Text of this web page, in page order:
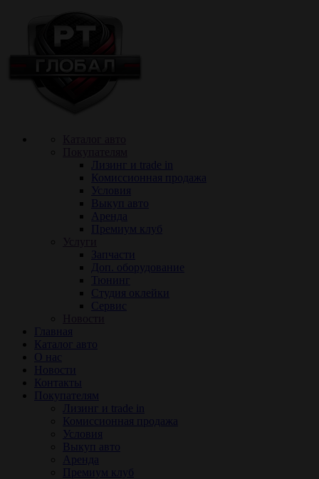
Лизинг и trade in
Комиссионная продажа
Условия
Выкуп авто
Аренда
Премиум клуб
Запчасти
Доп. оборудование
Тюнинг
Cтудия оклейки
Сервис
Главная
Каталог авто
О нас
Новости
Контакты
Покупателям
Лизинг и trade in
Комиссионная продажа
Условия
Выкуп авто
Аренда
Премиум клуб